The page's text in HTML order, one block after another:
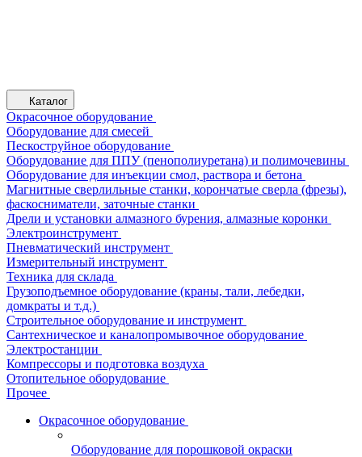
Каталог
Окрасочное оборудование
Оборудование для смесей
Пескоструйное оборудование
Оборудование для ППУ (пенополиуретана) и полимочевины
Оборудование для инъекции смол, раствора и бетона
Магнитные сверлильные станки, корончатые сверла (фрезы),
фаскосниматели, заточные станки
Дрели и установки алмазного бурения, алмазные коронки
Электроинструмент
Пневматический инструмент
Измерительный инструмент
Техника для склада
Грузоподъемное оборудование (краны, тали, лебедки,
домкраты и т.д.)
Строительное оборудование и инструмент
Сантехническое и каналопромывочное оборудование
Электростанции
Компрессоры и подготовка воздуха
Отопительное оборудование
Прочее
Окрасочное оборудование
Оборудование для порошковой окраски